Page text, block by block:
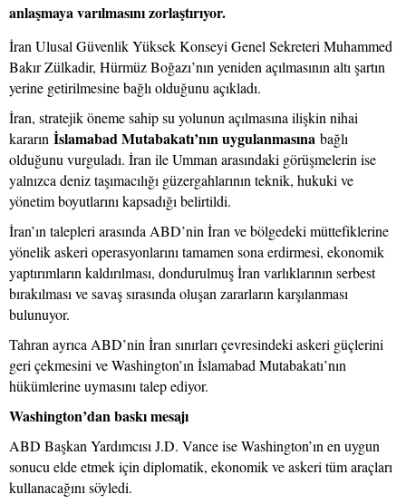
anlaşmaya varılmasını zorlaştırıyor.
İran Ulusal Güvenlik Yüksek Konseyi Genel Sekreteri Muhammed
Bakır Zülkadir, Hürmüz Boğazı’nın yeniden açılmasının altı şartın
yerine getirilmesine bağlı olduğunu açıkladı.
İran, stratejik öneme sahip su yolunun açılmasına ilişkin nihai
kararın İslamabad Mutabakatı’nın uygulanmasına bağlı
olduğunu vurguladı. İran ile Umman arasındaki görüşmelerin ise
yalnızca deniz taşımacılığı güzergahlarının teknik, hukuki ve
yönetim boyutlarını kapsadığı belirtildi.
İran’ın talepleri arasında ABD’nin İran ve bölgedeki müttefiklerine
yönelik askeri operasyonlarını tamamen sona erdirmesi, ekonomik
yaptırımların kaldırılması, dondurulmuş İran varlıklarının serbest
bırakılması ve savaş sırasında oluşan zararların karşılanması
bulunuyor.
Tahran ayrıca ABD’nin İran sınırları çevresindeki askeri güçlerini
geri çekmesini ve Washington’ın İslamabad Mutabakatı’nın
hükümlerine uymasını talep ediyor.
Washington’dan baskı mesajı
ABD Başkan Yardımcısı J.D. Vance ise Washington’ın en uygun
sonucu elde etmek için diplomatik, ekonomik ve askeri tüm araçları
kullanacağını söyledi.